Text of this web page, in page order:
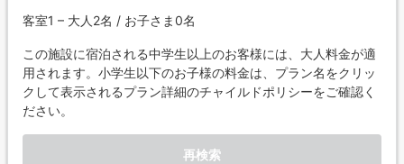
客室1 – 大人2名 / お子さま0名
この施設に宿泊される中学生以上のお客様には、大人料金が適
用されます。小学生以下のお子様の料金は、プラン名をクリッ
クして表示されるプラン詳細のチャイルドポリシーをご確認く
ださい。
再検索